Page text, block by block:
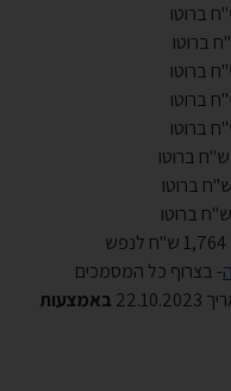
- בצרוף כל המסמכים
באמצעות